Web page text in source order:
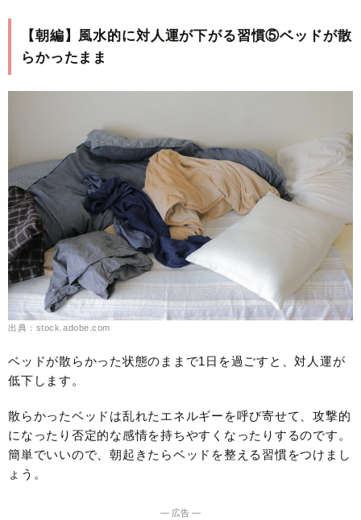
【朝編】風水的に対人運が下がる習慣⑤ベッドが散
らかったまま
出典：stock.adobe.com
ベッドが散らかった状態のままで1日を過ごすと、対人運が
低下します。
散らかったベッドは乱れたエネルギーを呼び寄せて、攻撃的
になったり否定的な感情を持ちやすくなったりするのです。
簡単でいいので、朝起きたらベッドを整える習慣をつけまし
ょう。
― 広告 ―